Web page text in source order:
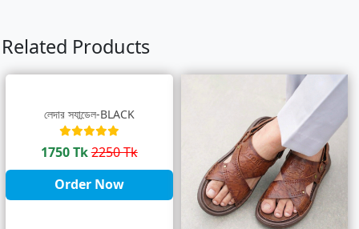
Related Products
লেদার স্যান্ডেল-BLACK
1750 Tk2250 Tk
Order Now